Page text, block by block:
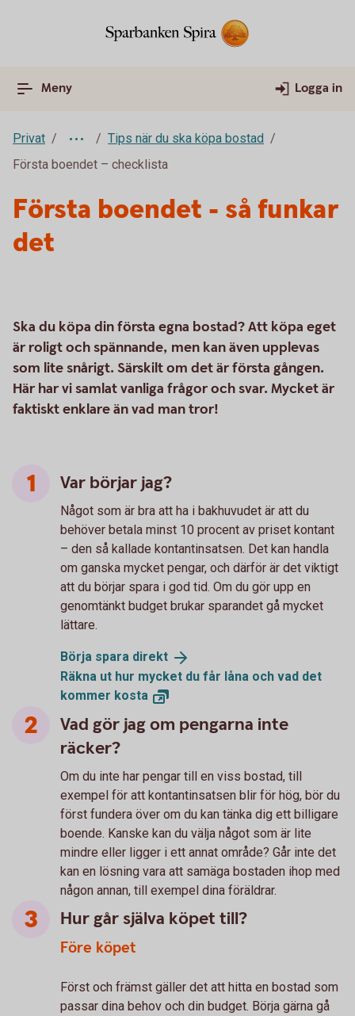
Meny Logga in
Privat
Tips när du ska köpa bostad
Första boendet – checklista
Första boendet - så funkar
det
Ska du köpa din första egna bostad? Att köpa eget
är roligt och spännande, men kan även upplevas
som lite snårigt. Särskilt om det är första gången.
Här har vi samlat vanliga frågor och svar. Mycket är
faktiskt enklare än vad man tror!
Var börjar jag?
Något som är bra att ha i bakhuvudet är att du
behöver betala minst 10 procent av priset kontant
– den så kallade kontantinsatsen. Det kan handla
om ganska mycket pengar, och därför är det viktigt
att du börjar spara i god tid. Om du gör upp en
genomtänkt budget brukar sparandet gå mycket
lättare.
Börja spara direkt
Räkna ut hur mycket du får låna och vad det
kommer kosta
Vad gör jag om pengarna inte
räcker?
Om du inte har pengar till en viss bostad, till
exempel för att kontantinsatsen blir för hög, bör du
först fundera över om du kan tänka dig ett billigare
boende. Kanske kan du välja något som är lite
mindre eller ligger i ett annat område? Går inte det
kan en lösning vara att samäga bostaden ihop med
någon annan, till exempel dina föräldrar.
Hur går själva köpet till?
Före köpet
Först och främst gäller det att hitta en bostad som
passar dina behov och din budget. Börja gärna gå